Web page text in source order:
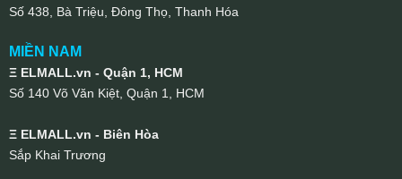
Số 438, Bà Triệu, Đông Thọ, Thanh Hóa
MIỀN NAM
Ξ ELMALL.vn - Quận 1, HCM
Số 140 Võ Văn Kiệt, Quận 1, HCM
Ξ ELMALL.vn - Biên Hòa
Sắp Khai Trương